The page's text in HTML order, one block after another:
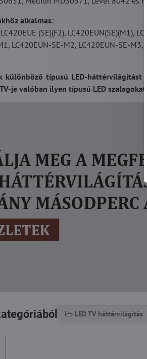
alkalmas:
(SE)(F2), LC420EUN(SE)(M1),
LC420EUN-SE-M2, LC420EUN-SE-M3,
különböző típusú LED-
je valóban ilyen típusú LED szalagokat
LED TV háttérvilágítás